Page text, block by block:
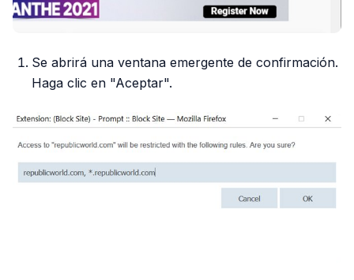
Se abrirá una ventana emergente de confirmación.
Haga clic en "Aceptar".